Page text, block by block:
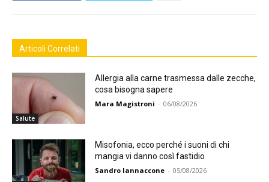
Articoli Correlati
Salute
Allergia alla carne trasmessa dalle zecche,
cosa bisogna sapere
Mara Magistroni - 06/08/2026
Misofonia, ecco perché i suoni di chi
mangia vi danno così fastidio
Sandro Iannaccone - 05/08/2026